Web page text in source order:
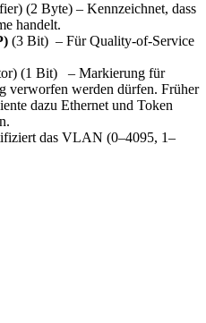
(2 Byte) – Kennzeichnet, dass
handelt.
(3 Bit) – Für Quality-of-Service
(1 Bit) – Markierung für
verworfen werden dürfen. Früher
dazu Ethernet und Token
das VLAN (0–4095, 1–